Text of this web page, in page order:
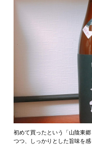
初めて買ったという「山陰東
つつ、しっかりとした旨味を感